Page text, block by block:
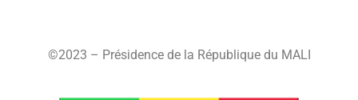
©2023 – Présidence de la République du MALI